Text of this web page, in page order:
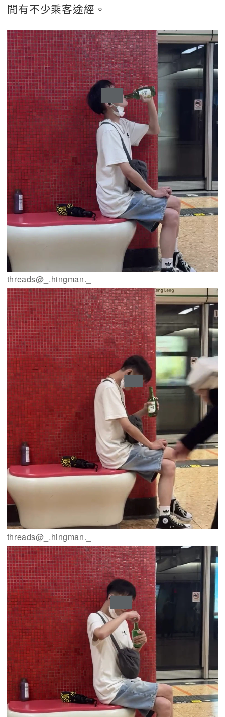
間有不少乘客途經。
threads@_.hingman._
threads@_.hingman._